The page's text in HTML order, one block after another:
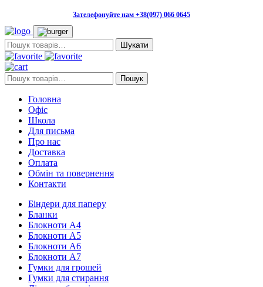
Зателефонуйте нам +38(097) 066 0645
Пошук:
Пошук: Пошук
Головна
Офіс
Школа
Для письма
Про нас
Доставка
Оплата
Обмін та повернення
Контакти
Біндери для паперу
Бланки
Блокноти А4
Блокноти А5
Блокноти А6
Блокноти А7
Гумки для грошей
Гумки для стирання